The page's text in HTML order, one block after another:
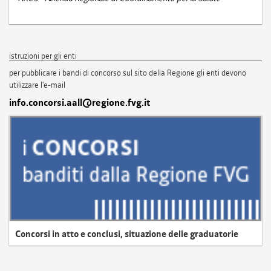
istruzioni per gli enti
per pubblicare i bandi di concorso sul sito della Regione gli enti devono
utilizzare l'e-mail
info.concorsi.aall@regione.fvg.it
Concorsi in atto e conclusi, situazione delle graduatorie